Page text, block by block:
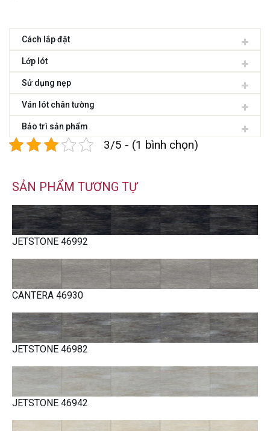
Cách lắp đặt
Lớp lót
Sử dụng nẹp
Ván lót chân tường
Bảo trì sản phẩm
3/5 - (1 bình chọn)
SẢN PHẨM TƯƠNG TỰ
JETSTONE 46992
CANTERA 46930
JETSTONE 46982
JETSTONE 46942